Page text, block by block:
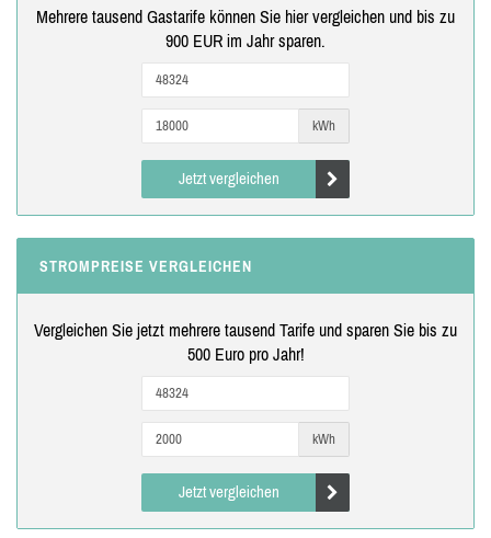
Mehrere tausend Gastarife können Sie hier vergleichen und bis zu
900 EUR im Jahr sparen.
kWh
Jetzt vergleichen
STROMPREISE VERGLEICHEN
Vergleichen Sie jetzt mehrere tausend Tarife und sparen Sie bis zu
500 Euro pro Jahr!
kWh
Jetzt vergleichen